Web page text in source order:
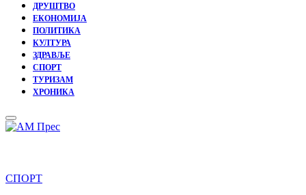
ДРУШТВО
ЕКОНОМИЈА
ПОЛИТИКА
КУЛТУРА
ЗДРАВЉЕ
СПОРТ
ТУРИЗАМ
ХРОНИКА
Primary
Menu
ЧАИР
СПОРТ